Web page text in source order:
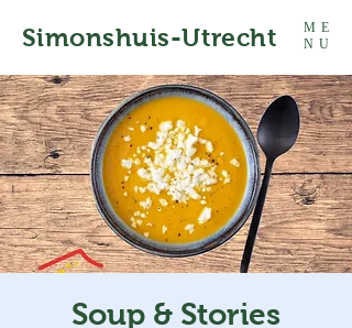
ME
NU
Simonshuis-Utrecht
Soup & Stories